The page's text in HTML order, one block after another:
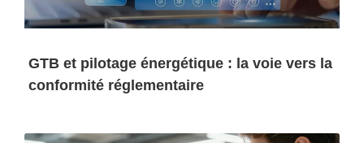
GTB et pilotage énergétique : la voie vers la
conformité réglementaire